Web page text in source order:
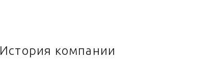
История компании